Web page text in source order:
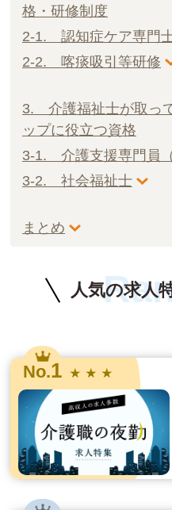
格・研修制度
2-1. 認知症ケア専門
2-2. 喀痰吸引等研修
3. 介護福祉士が取っ
ップに役立つ資格
3-1. 介護支援専門員（
3-2. 社会福祉士
まとめ
人気の求人
No.1 ★ ★ ★